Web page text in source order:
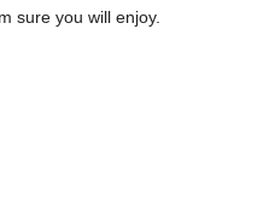
sure you will enjoy.